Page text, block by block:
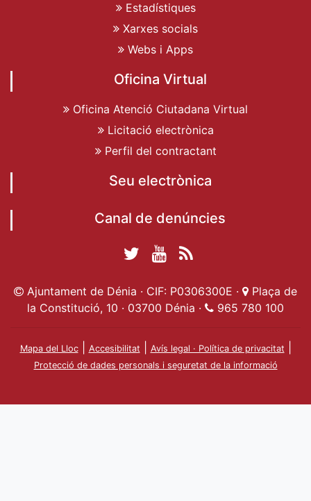
Estadístiques
Xarxes socials
Webs i Apps
Oficina Virtual
Oficina Atenció Ciutadana Virtual
Licitació electrònica
Perfil del contractant
Seu electrònica
Canal de denúncies
de Dénia
Twitter Ajuntament
de Dénia
Ajuntament de
Dénia
Actualitat
Ajuntament
Ajuntament de Dénia · CIF: P0306300E ·
Plaça de
la Constitució, 10 · 03700 Dénia ·
965 780 100
Mapa del Lloc| Accesibilitat Avís legal · Política de privacitat
Protecció de dades personals i seguretat de la informació